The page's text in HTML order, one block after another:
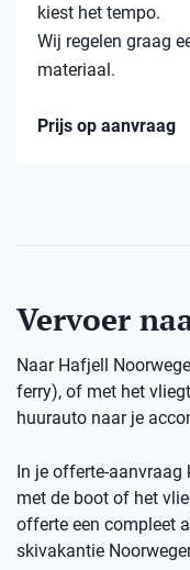
kiest het tempo.
Wij regelen graag
materiaal.
Prijs op aanvraag
Vervoer
Naar Hafjell
ferry), of met het
huurauto naar je
In je offerte-aanvraag
met de boot of het
offerte een compleet
skivakantie